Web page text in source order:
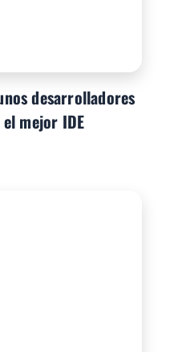
desarrolladores
mejor IDE